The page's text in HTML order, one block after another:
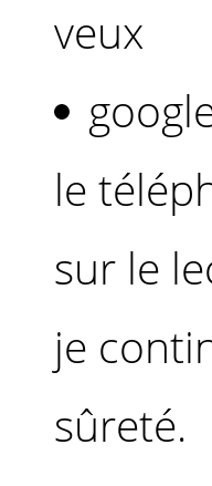
veux
le
sur le
je
sûreté.